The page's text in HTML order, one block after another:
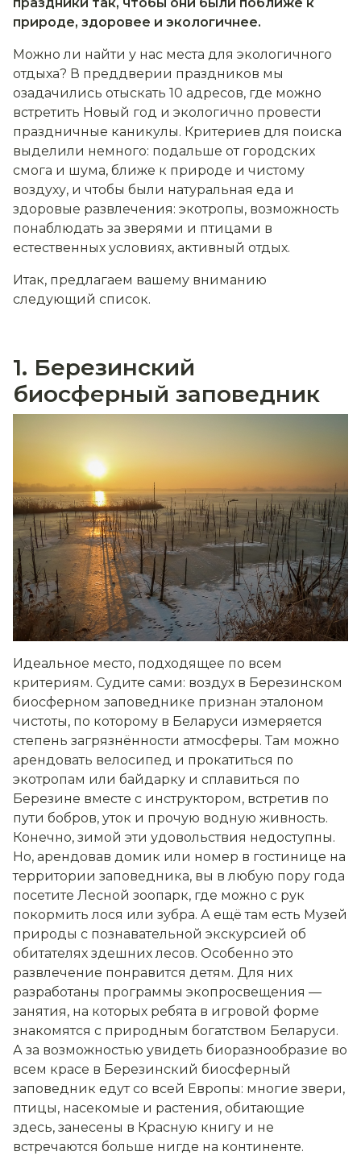
природе, здоровее и экологичнее.
Можно ли найти у нас места для экологичного
отдыха? В преддверии праздников мы
озадачились отыскать 10 адресов, где можно
встретить Новый год и экологично провести
праздничные каникулы. Критериев для поиска
выделили немного: подальше от городских
смога и шума, ближе к природе и чистому
воздуху, и чтобы были натуральная еда и
здоровые развлечения: экотропы, возможность
понаблюдать за зверями и птицами в
естественных условиях, активный отдых.
Итак, предлагаем вашему вниманию
следующий список.
1. Березинский
биосферный заповедник
Идеальное место, подходящее по всем
критериям. Судите сами: воздух в Березинском
биосферном заповеднике признан эталоном
чистоты, по которому в Беларуси измеряется
степень загрязнённости атмосферы. Там можно
арендовать велосипед и прокатиться по
экотропам или байдарку и сплавиться по
Березине вместе с инструктором, встретив по
пути бобров, уток и прочую водную живность.
Конечно, зимой эти удовольствия недоступны.
Но, арендовав домик или номер в гостинице на
территории заповедника, вы в любую пору года
посетите Лесной зоопарк, где можно с рук
покормить лося или зубра. А ещё там есть Музей
природы с познавательной экскурсией об
обитателях здешних лесов. Особенно это
развлечение понравится детям. Для них
разработаны программы экопросвещения —
занятия, на которых ребята в игровой форме
знакомятся с природным богатством Беларуси.
А за возможностью увидеть биоразнообразие во
всем красе в Березинский биосферный
заповедник едут со всей Европы: многие звери,
птицы, насекомые и растения, обитающие
здесь, занесены в Красную книгу и не
встречаются больше нигде на континенте.